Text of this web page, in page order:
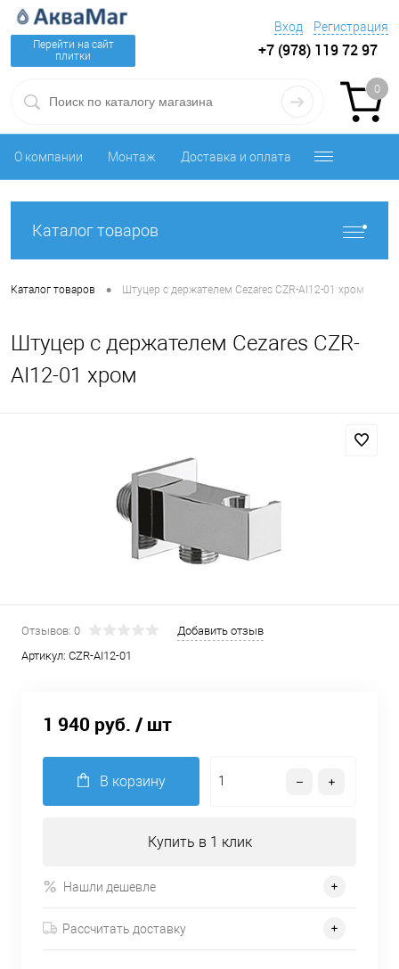
Перейти на сайт
плитки
Вход Регистрация
+7 (978) 119 72 97
0
О компании Монтаж Доставка и оплата
Каталог товаров
Каталог товаров • Штуцер с держателем Cezares CZR-AI12-01 хром
Штуцер с держателем Cezares CZR-
AI12-01 хром
Отзывов: 0
Добавить отзыв
Артикул: CZR-AI12-01
1 940 руб. / шт
В корзину
Купить в 1 клик
Нашли дешевле
Рассчитать доставку